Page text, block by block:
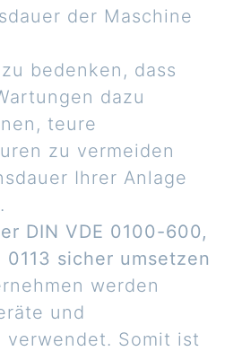
der Maschine
bedenken, dass
dazu
teure
zu vermeiden
Ihrer Anlage
DIN VDE 0100-600,
sicher umsetzen
werden
und
verwendet. Somit ist